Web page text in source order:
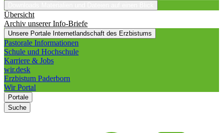
Übersicht
Archiv unserer Info-Briefe
Unsere Portale Internetlandschaft des Erzbistums
Pastorale Informationen
Schule und Hochschule
Karriere & Jobs
wir.desk
Erzbistum Paderborn
Wir Portal
Portale
Suche